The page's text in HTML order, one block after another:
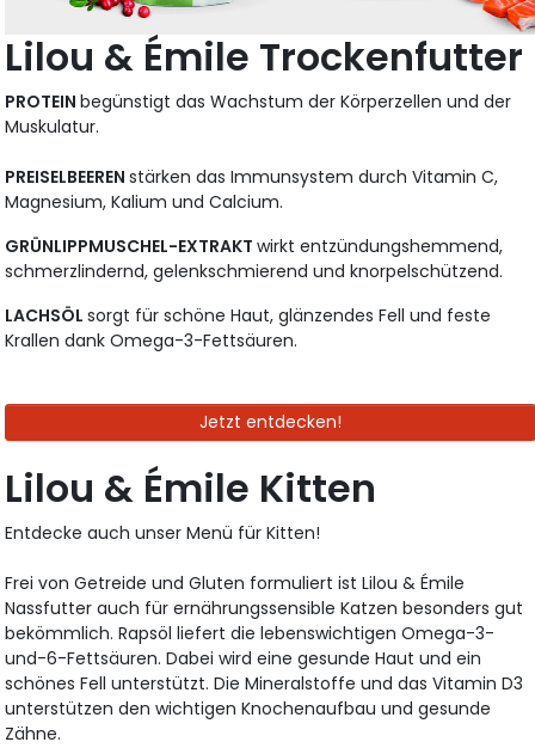
Lilou & Émile Trockenfutter
PROTEINbegünstigt das Wachstum der Körperzellen und der
Muskulatur.
PREISELBEERENstärken das Immunsystem durch Vitamin C,
Magnesium, Kalium und Calcium.
GRÜNLIPPMUSCHEL-EXTRAKTwirkt entzündungshemmend,
schmerzlindernd, gelenkschmierend und knorpelschützend.
LACHSÖLsorgt für schöne Haut, glänzendes Fell und feste
Krallen dank Omega-3-Fettsäuren.
Jetzt entdecken!
Lilou & Émile Kitten
Entdecke auch unser Menü für Kitten!
Frei von Getreide und Gluten formuliert ist Lilou & Émile
Nassfutter auch für ernährungssensible Katzen besonders gut
bekömmlich. Rapsöl liefert die lebenswichtigen Omega-3-
und-6-Fettsäuren. Dabei wird eine gesunde Haut und ein
schönes Fell unterstützt. Die Mineralstoffe und das Vitamin D3
unterstützen den wichtigen Knochenaufbau und gesunde
Zähne.